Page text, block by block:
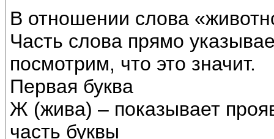
В отношении слова
Часть слова прямо
посмотрим, что это значит.
Первая буква
Ж (жива) – показывает
часть буквы